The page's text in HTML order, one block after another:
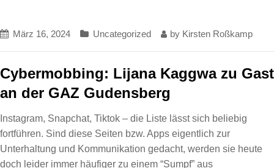
März 16, 2024 Uncategorized by Kirsten Roßkamp
Cybermobbing: Lijana Kaggwa zu Gast
an der GAZ Gudensberg
Instagram, Snapchat, Tiktok – die Liste lässt sich beliebig
fortführen. Sind diese Seiten bzw. Apps eigentlich zur
Unterhaltung und Kommunikation gedacht, werden sie heute
doch leider immer häufiger zu einem “Sumpf” aus